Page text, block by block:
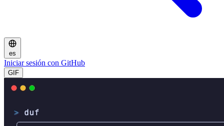
es
Iniciar sesión con GitHub
GIF